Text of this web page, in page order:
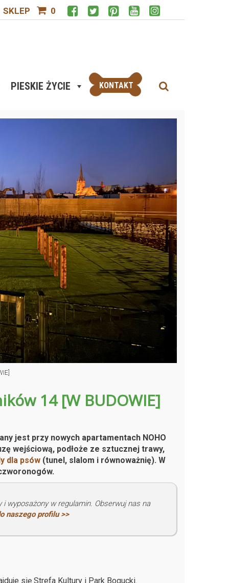
SKLEP 0
PIESKIE ŻYCIE KONTAKT
14 [W BUDOWIE]
jest przy nowych apartamentach NOHO
wejściową, podłoże ze sztucznej trawy,
dla psów(tunel, slalom i równoważnię). W
wyposażony w regulamin. Obserwuj nas na
naszego profilu >>
się Strefa Kultury i Park Bogucki.